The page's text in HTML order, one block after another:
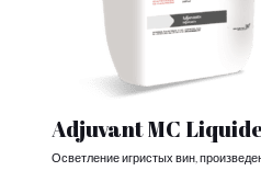
Adjuvant MC
Осветление игристых вин,